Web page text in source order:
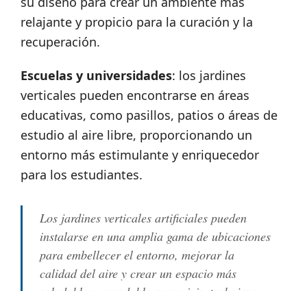
relajante y propicio para la curación y la
recuperación.
Escuelas y universidades: los jardines
verticales pueden encontrarse en áreas
educativas, como pasillos, patios o áreas de
estudio al aire libre, proporcionando un
entorno más estimulante y enriquecedor
para los estudiantes.
Los jardines verticales artificiales pueden
instalarse en una amplia gama de ubicaciones
para embellecer el entorno, mejorar la
calidad del aire y crear un espacio más